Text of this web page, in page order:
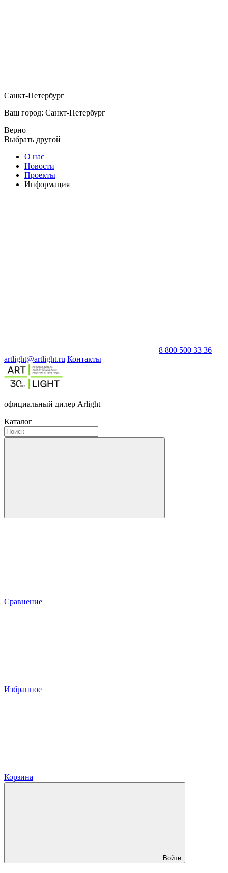
Санкт-Петербург
Ваш город: Санкт-Петербург
Верно
Выбрать другой
О нас
Новости
Проекты
Информация
8 800 500 33 36
artlight@artlight.ru Контакты
официальный дилер Arlight
Каталог
Сравнение
Избранное
Корзина
Войти